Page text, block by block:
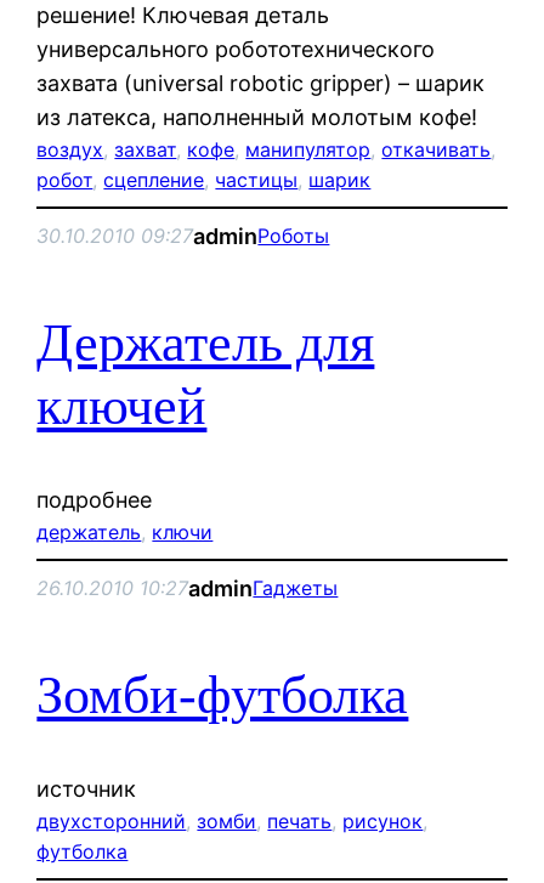
решение! Ключевая деталь
универсального робототехнического
захвата (universal robotic gripper) – шарик
из латекса, наполненный молотым кофе!
воздух, захват, кофе, манипулятор, откачивать
робот, сцепление, частицы, шарик
30.10.2010 09:27adminРоботы
Держатель для
ключей
подробнее
держатель, ключи
26.10.2010 10:27adminГаджеты
Зомби-футболка
источник
двухсторонний, зомби, печать, рисунок
футболка